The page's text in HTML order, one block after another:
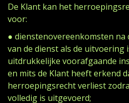
De Klant kan het
voor:
● dienstenovereenkomsten
van de dienst als de uitvoering
uitdrukkelijke voorafgaande
en mits de Klant heeft erkend
herroepingsrecht verliest
volledig is uitgevoerd;